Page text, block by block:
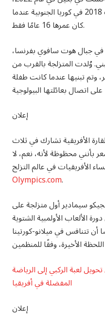
بعد أن شاركت بالفعل في ألعاب 2018 في كوريا الجنوبية عندما
كان عمرها 16 عامًا فقط.
جبال هوت سافوي بفرنسا،
وُلدت المتزلجة بالقرب من
وتم تبنيها عندما كانت طفلة
إعلان
الأفريقية تشارك في ثلاث
بأنني محظوظة لأنه، نعم، لا
Olympics.com.
سيمادير أول متزلجة على
الألعاب الأولمبية الشتوية
أيضًا أن تتنافس في ميلانو-كورتينا
لعبة الركبي إلى الرياضة
المفضلة في أفريقيا
إعلان